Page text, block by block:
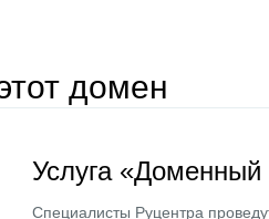
домен
Услуга «Доменный
Специалисты Руцентра